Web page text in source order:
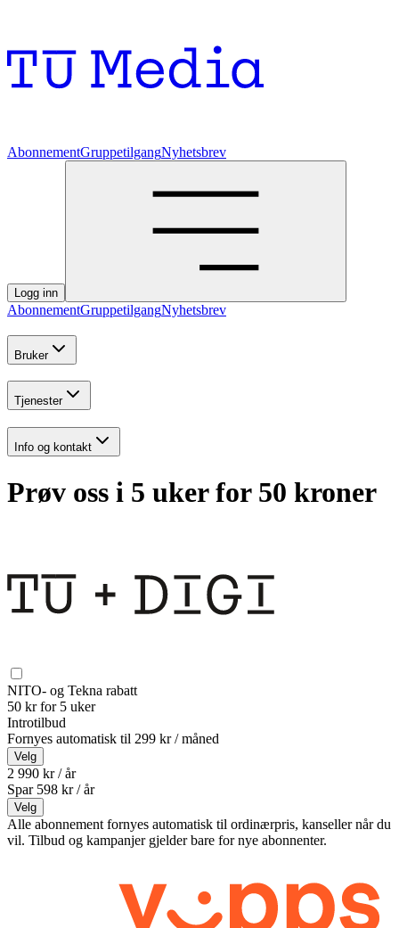
AbonnementGruppetilgangNyhetsbrev
Logg inn
AbonnementGruppetilgangNyhetsbrev
Bruker
Tjenester
Info og kontakt
Prøv oss i 5 uker for 50 kroner
NITO- og Tekna rabatt
50 kr for 5 uker
Introtilbud
Fornyes automatisk til 299 kr / måned
Velg
2 990 kr / år
Spar 598 kr /år
Velg
Alle abonnement fornyes automatisk til ordinærpris, kanseller når du
vil. Tilbud og kampanjer gjelder bare for nye abonnenter.